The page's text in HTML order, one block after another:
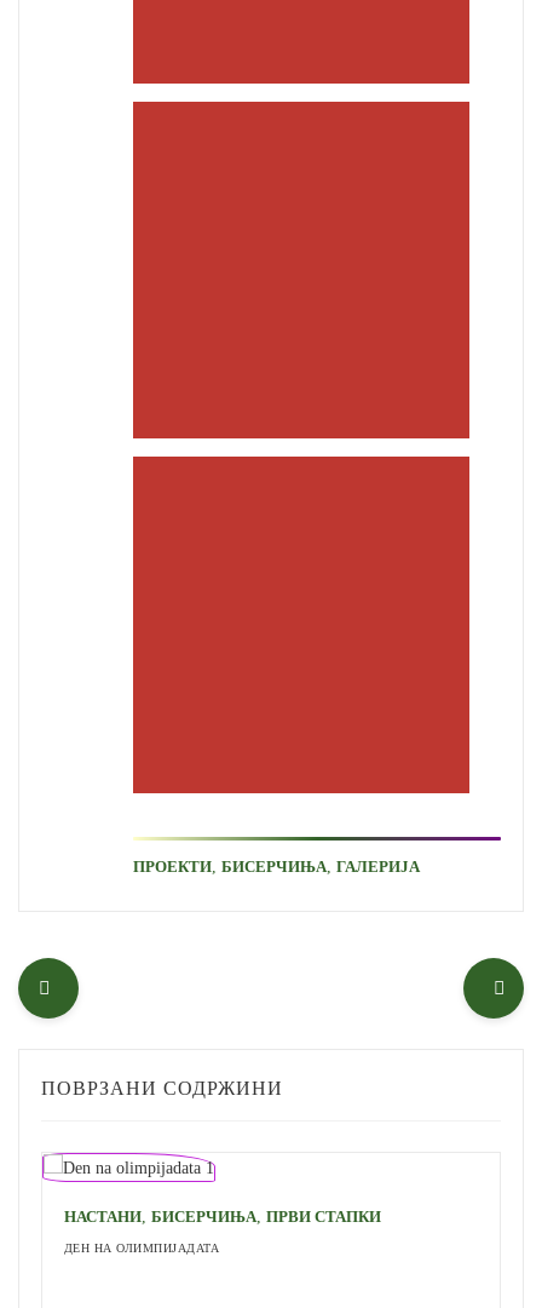
ПРОЕКТИ ,БИСЕРЧИЊА ,ГАЛЕРИЈА
ПОВРЗАНИ СОДРЖИНИ
НАСТАНИ, БИСЕРЧИЊА, ПРВИ СТАПКИ
ДЕН НА ОЛИМПИЈАДАТА